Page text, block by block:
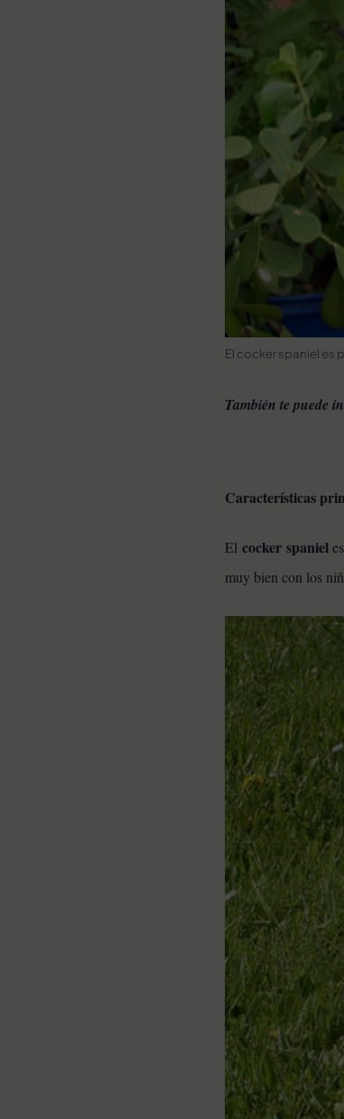
El cocker spaniel es
También te puede
Características
El cocker spaniel
muy bien con los